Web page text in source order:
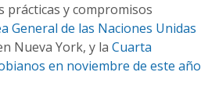
prácticas y compromisos
General de las Naciones Unidas
Nueva York, y la Cuarta
en noviembre de este año